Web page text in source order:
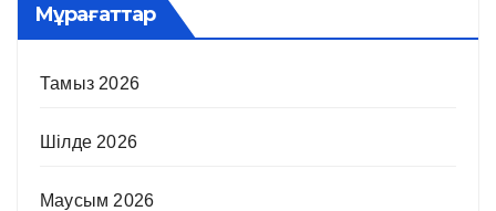
Мұрағаттар
Тамыз 2026
Шілде 2026
Маусым 2026